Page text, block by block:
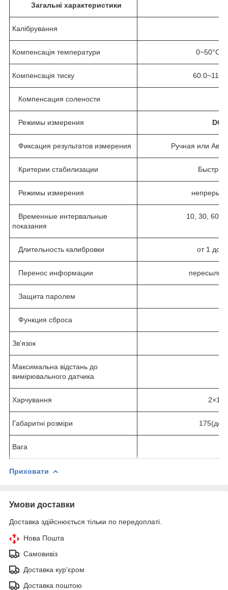
Загальні характеристики
Калібрування
Компенсація температури 0~50°C,
Компенсація тиску
Компенсация солености
Режимы измерения DO,
Фиксация результатов измерения Ручная или
Критерии стабилизации Быстро,
Режимы измерения
Временные интервальные
показания
10, 30, 60,
Длительность калибровки от 1 до
Перенос информации пересылка
Защита паролем
Функция сброса
Зв'язок
Максимальна відстань до
вимірювального датчика
Харчування 2×1.2
Габаритні розміри
Вага
Приховати
Умови доставки
Доставка здійснюється тільки по передоплаті.
Нова Пошта
Самовивіз
Доставка кур'єром
Доставка поштою